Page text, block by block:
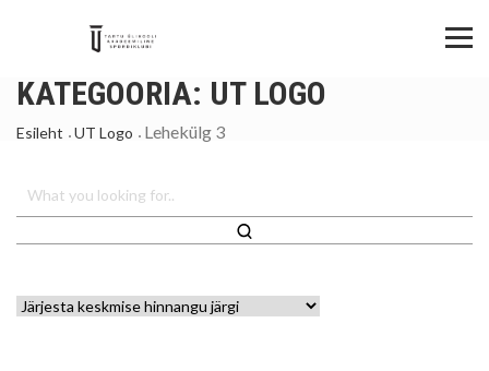
KATEGOORIA: UT LOGO
Esileht UT Logo Lehekülg 3